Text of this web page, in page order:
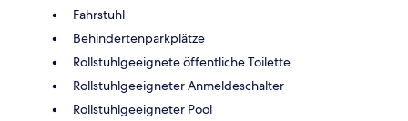
Fahrstuhl
Behindertenparkplätze
Rollstuhlgeeignete öffentliche Toilette
Rollstuhlgeeigneter Anmeldeschalter
Rollstuhlgeeigneter Pool